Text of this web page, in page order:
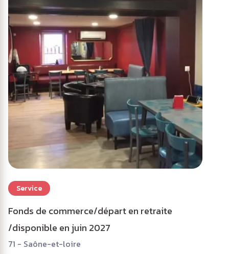
Service
Fonds de commerce/départ en retraite
/disponible en juin 2027
71 - Saône-et-loire